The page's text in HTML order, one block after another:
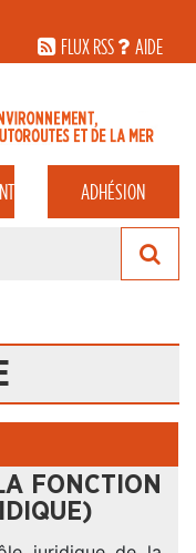
FLUX RSS
AIDE
ADHÉSION
FONCTION